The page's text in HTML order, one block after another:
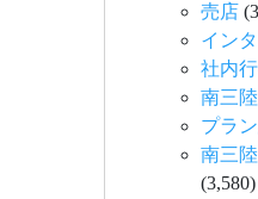
売店
イン
社内
南三
プラ
南三
(3,580)